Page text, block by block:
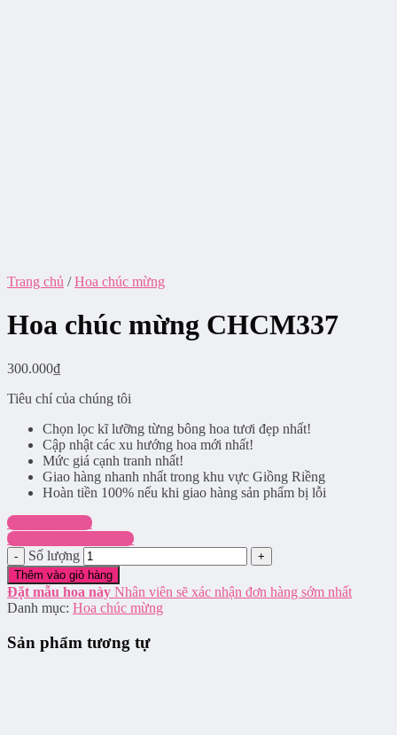
Trang chủ / Hoa chúc mừng
Hoa chúc mừng CHCM337
300.000₫
Tiêu chí của chúng tôi
Chọn lọc kĩ lưỡng từng bông hoa tươi đẹp nhất!
Cập nhật các xu hướng hoa mới nhất!
Mức giá cạnh tranh nhất!
Giao hàng nhanh nhất trong khu vực Giồng Riềng
Hoàn tiền 100% nếu khi giao hàng sản phẩm bị lỗi
Chat Facebook
Hotline: 0916.337.745
Số lượng
Thêm vào giỏ hàng
Đặt mẫu hoa này Nhân viên sẽ xác nhận đơn hàng sớm nhất
Danh mục: Hoa chúc mừng
Sản phẩm tương tự